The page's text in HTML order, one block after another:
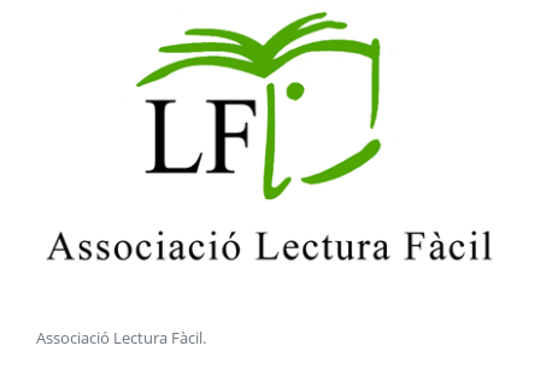
Associació Lectura Fàcil.